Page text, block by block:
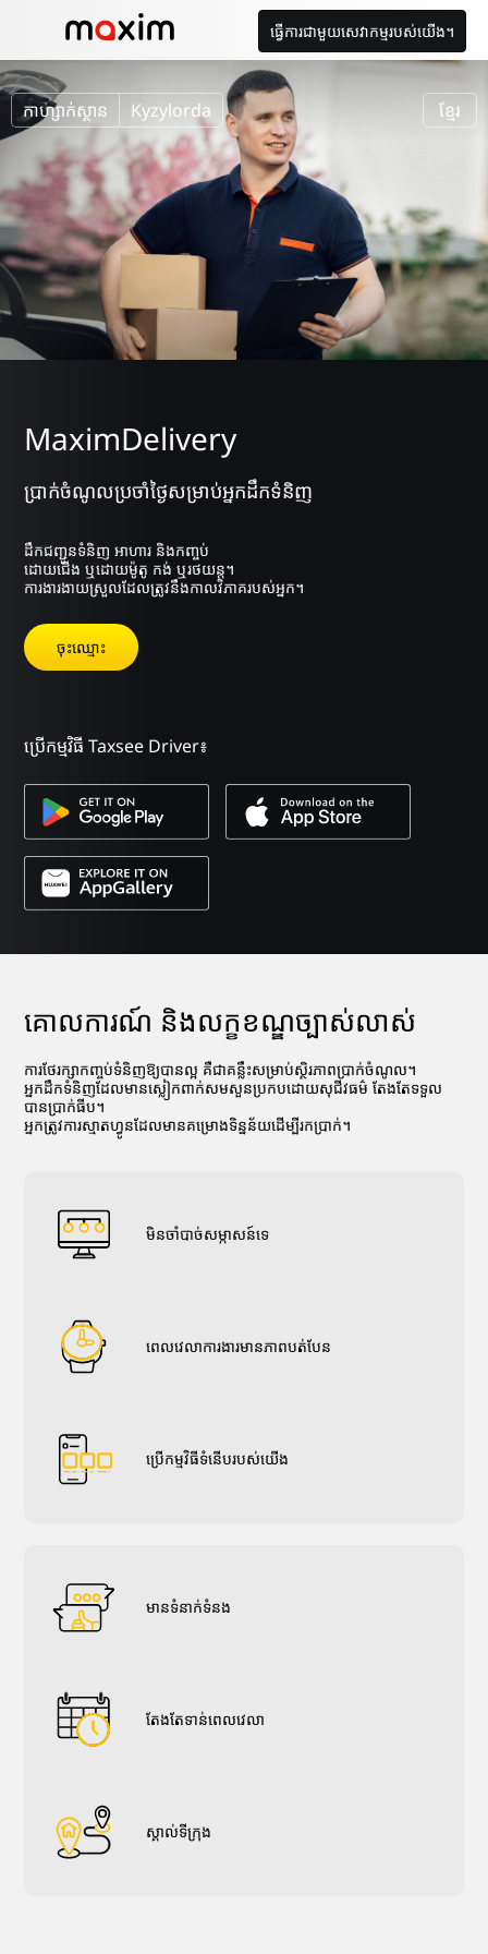
ធ្វើការជាមួយសេវាកម្មរបស់យើង។
កាហ្សាក់ស្ថាន Kyzylorda ខ្មែរ
MaximDelivery
ប្រាក់ចំណូលប្រចាំថ្ងៃសម្រាប់អ្នកដឹកទំនិញ
ដឹកជញ្ជូនទំនិញ អាហារ និងកញ្ចប់
ដោយជើង ឬដោយម៉ូតូ កង់ ឬរថយន្ត។
ការងារងាយស្រួលដែលត្រូវនឹងកាលវិភាគរបស់អ្នក។
ចុះឈ្មោះ
ប្រើកម្មវិធី Taxsee Driver៖
គោលការណ៍ និងលក្ខខណ្ឌច្បាស់លាស់
ការថែរក្សាកញ្ចប់ទំនិញឱ្យបានល្អ គឺជាគន្លឹះសម្រាប់ស្ថិរភាពប្រាក់ចំណូល។
អ្នកដឹកទំនិញដែលមានស្លៀកពាក់សមសួនប្រកបដោយសុជីវធម៌ តែងតែទទួល
បានប្រាក់ធីប។
អ្នកត្រូវការស្មាតហ្វូនដែលមានគម្រោងទិន្នន័យដើម្បីរកប្រាក់។
មិនចាំបាច់សម្ភាសន៍ទេ
ពេលវេលាការងារមានភាពបត់បែន
ប្រើកម្មវិធីទំនើបរបស់យើង
មានទំនាក់ទំនង
តែងតែទាន់ពេលវេលា
ស្គាល់ទីក្រុង